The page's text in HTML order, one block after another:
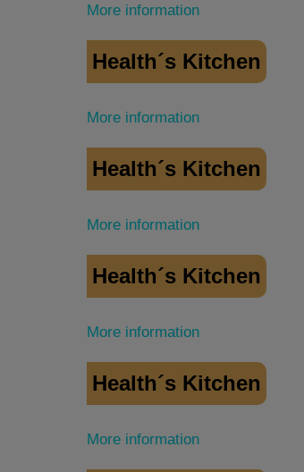
More information
Health´s Kitchen
More information
Health´s Kitchen
More information
Health´s Kitchen
More information
Health´s Kitchen
More information